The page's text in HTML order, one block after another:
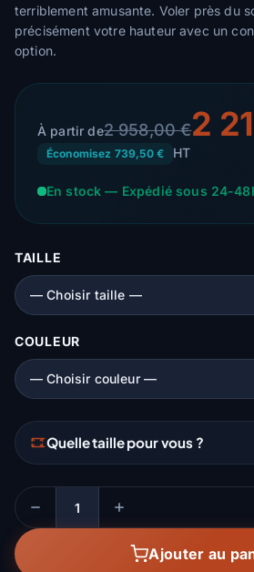
terriblement amusante. Voler près du
précisément votre hauteur avec un
option.
À partir de2 958,00 €2
Économisez 739,50 € HT
En stock — Expédié sous 24-
TAILLE
COULEUR
Quelle taille pour vous ?
Quantité
Ajouter au